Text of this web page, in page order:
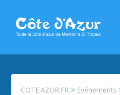
COTE.AZUR.FR > Evénements